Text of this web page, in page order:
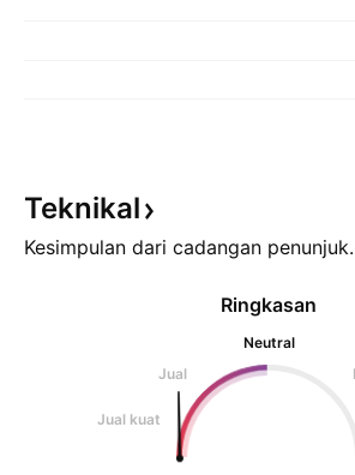
Teknikal
Kesimpulan dari cadangan penunjuk.
Ringkasan
Neutral
Jual
Jual kuat